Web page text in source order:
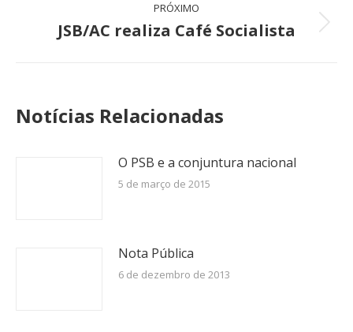
PRÓXIMO
Próximo
JSB/AC realiza Café Socialista
Notícias Relacionadas
O PSB e a conjuntura nacional
5 de março de 2015
Nota Pública
6 de dezembro de 2013